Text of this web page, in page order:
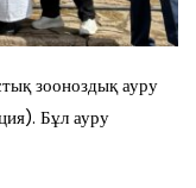
зооноздық ауру
Бұл ауру